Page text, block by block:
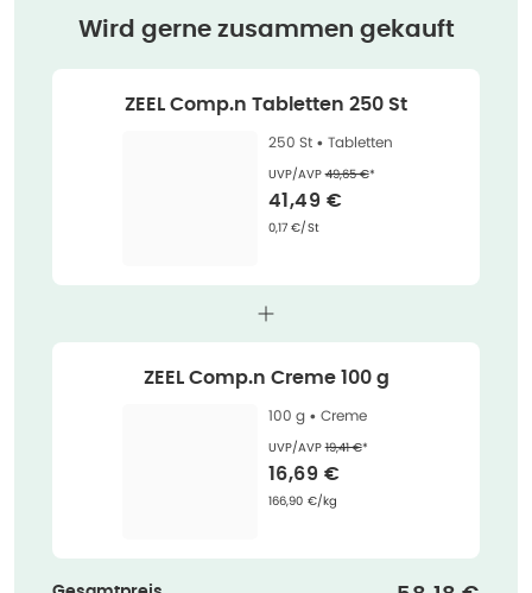
Wird gerne zusammen gekauft
ZEEL Comp.n Tabletten 250 St
250 St • Tabletten
UVP/AVPEhemaliger Preis (U V P)
49,65 €*
Verkaufspreis
41,49 €
Grundpreis
0,17 €/St
ZEEL Comp.n Creme 100 g
100 g • Creme
UVP/AVPEhemaliger Preis (U V P)
19,41 €*
Verkaufspreis
16,69 €
Grundpreis:
166,90 €/kg